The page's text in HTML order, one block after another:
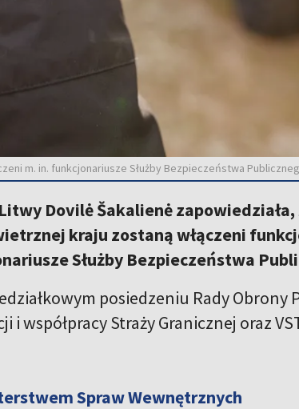
m. in. funkcjonariusze Służby Bezpieczeństwa
Dovilė Šakalienė
kraju zostaną włączeni
Służby Bezpieczeństwa
posiedzeniu Rady Obrony
współpracy Straży Granicznej oraz
Spraw Wewnętrznych